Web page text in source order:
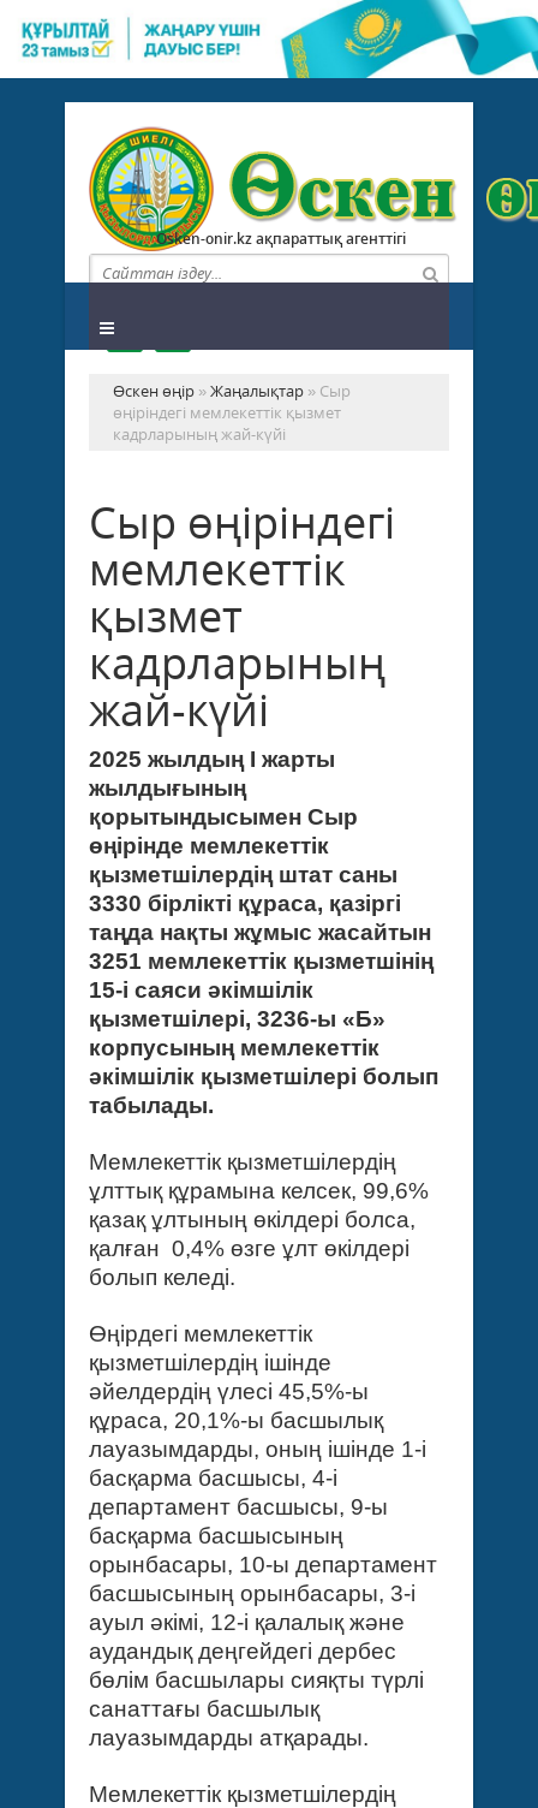
Osken-onir.kz ақпараттық агенттігі
Өскен өңір »Жаңалықтар » Сыр
өңіріндегі мемлекеттік қызмет
кадрларының жай-күйі
Сыр өңіріндегі
мемлекеттік
қызмет
кадрларының
жай-күйі
2025 жылдың І жарты
жылдығының
қорытындысымен Сыр
өңірінде мемлекеттік
қызметшілердің штат саны
3330 бірлікті құраса, қазіргі
таңда нақты жұмыс жасайтын
3251 мемлекеттік қызметшінің
15-і саяси әкімшілік
қызметшілері, 3236-ы «Б»
корпусының мемлекеттік
әкімшілік қызметшілері болып
табылады.
Мемлекеттік қызметшілердің
ұлттық құрамына келсек, 99,6%
қазақ ұлтының өкілдері болса,
қалған 0,4% өзге ұлт өкілдері
болып келеді.
Өңірдегі мемлекеттік
қызметшілердің ішінде
әйелдердің үлесі 45,5%-ы
құраса, 20,1%-ы басшылық
лауазымдарды, оның ішінде 1-і
басқарма басшысы, 4-і
департамент басшысы, 9-ы
басқарма басшысының
орынбасары, 10-ы департамент
басшысының орынбасары, 3-і
ауыл әкімі, 12-і қалалық және
аудандық деңгейдегі дербес
бөлім басшылары сияқты түрлі
санаттағы басшылық
лауазымдарды атқарады.
Мемлекеттік қызметшілердің